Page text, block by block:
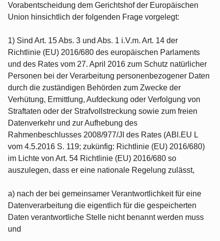
Vorabentscheidung dem Gerichtshof der Europäischen
Union hinsichtlich der folgenden Frage vorgelegt:
1) Sind Art. 15 Abs. 3 und Abs. 1 i.V.m. Art. 14 der
Richtlinie (EU) 2016/680 des europäischen Parlaments
und des Rates vom 27. April 2016 zum Schutz natürlicher
Personen bei der Verarbeitung personenbezogener Daten
durch die zuständigen Behörden zum Zwecke der
Verhütung, Ermittlung, Aufdeckung oder Verfolgung von
Straftaten oder der Strafvollstreckung sowie zum freien
Datenverkehr und zur Aufhebung des
Rahmenbeschlusses 2008/977/JI des Rates (ABl.EU L
vom 4.5.2016 S. 119; zukünfig: Richtlinie (EU) 2016/680)
im Lichte von Art. 54 Richtlinie (EU) 2016/680 so
auszulegen, dass er eine nationale Regelung zulässt,
a) nach der bei gemeinsamer Verantwortlichkeit für eine
Datenverarbeitung die eigentlich für die gespeicherten
Daten verantwortliche Stelle nicht benannt werden muss
und